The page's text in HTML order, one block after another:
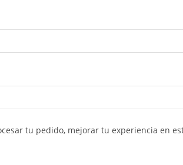
tu pedido, mejorar tu experiencia en